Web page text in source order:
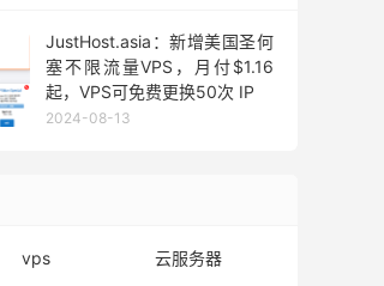
JustHost.asia：新增美国圣何
塞不限流量VPS，月付$1.16
起，VPS可免费更换50次 IP
2024-08-13
vps
云服务器